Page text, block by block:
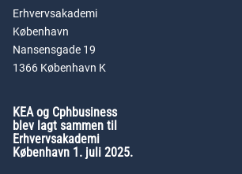
Erhvervsakademi
København
Nansensgade 19
1366 København K
KEA og Cphbusiness
blev lagt sammen til
Erhvervsakademi
København 1. juli 2025.